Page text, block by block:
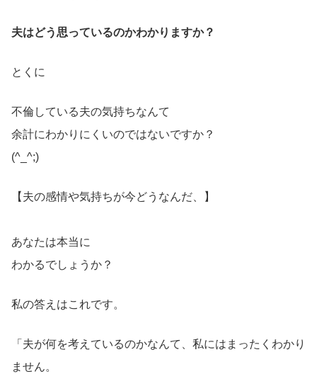
夫はどう思っているのかわかりますか？
とくに
不倫している夫の気持ちなんて
余計にわかりにくいのではないですか？
(^_^;)
【夫の感情や気持ちが今どうなんだ、】
あなたは本当に
わかるでしょうか？
私の答えはこれです。
「夫が何を考えているのかなんて、私にはまったくわかり
ません。